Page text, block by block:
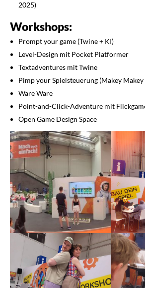
2025)
Workshops:
Prompt your game (Twine + KI)
Level-Design mit Pocket Platformer
Textadventures mit Twine
Pimp your Spielsteuerung (Makey Makey
Ware Ware
Point-and-Click-Adventure mit
Open Game Design Space